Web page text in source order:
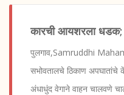
कारची आयशरला धडक;
पुलगाव,Samruddhi
सभोवतालचे ठिकाण अपघातांचे
अंधाधुंद वेगाने वाहन चालवणे